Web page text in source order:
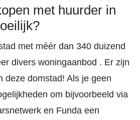
met huurder in
met méér dan 340 duizend
divers woningaanbod . Er zijn
deze domstad! Als je geen
om bijvoorbeeld via
en Funda een